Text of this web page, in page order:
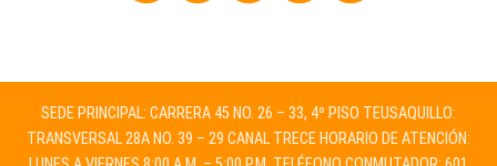
SEDE PRINCIPAL: CARRERA 45 NO. 26 – 33, 4º PISO TEUSAQUILLO:
TRANSVERSAL 28A NO. 39 – 29 CANAL TRECE HORARIO DE ATENCIÓN: